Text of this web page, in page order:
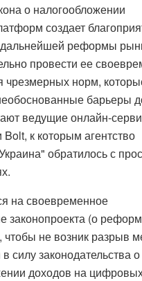
о налогообложении
создает
реформы
провести ее
чрезмерных норм,
барьеры
ведущие онлайн-
Bolt, к которым агентство
обратилось с
на своевременное
законопроекта (о
чтобы не возник разрыв
силу законодательства о
доходов на